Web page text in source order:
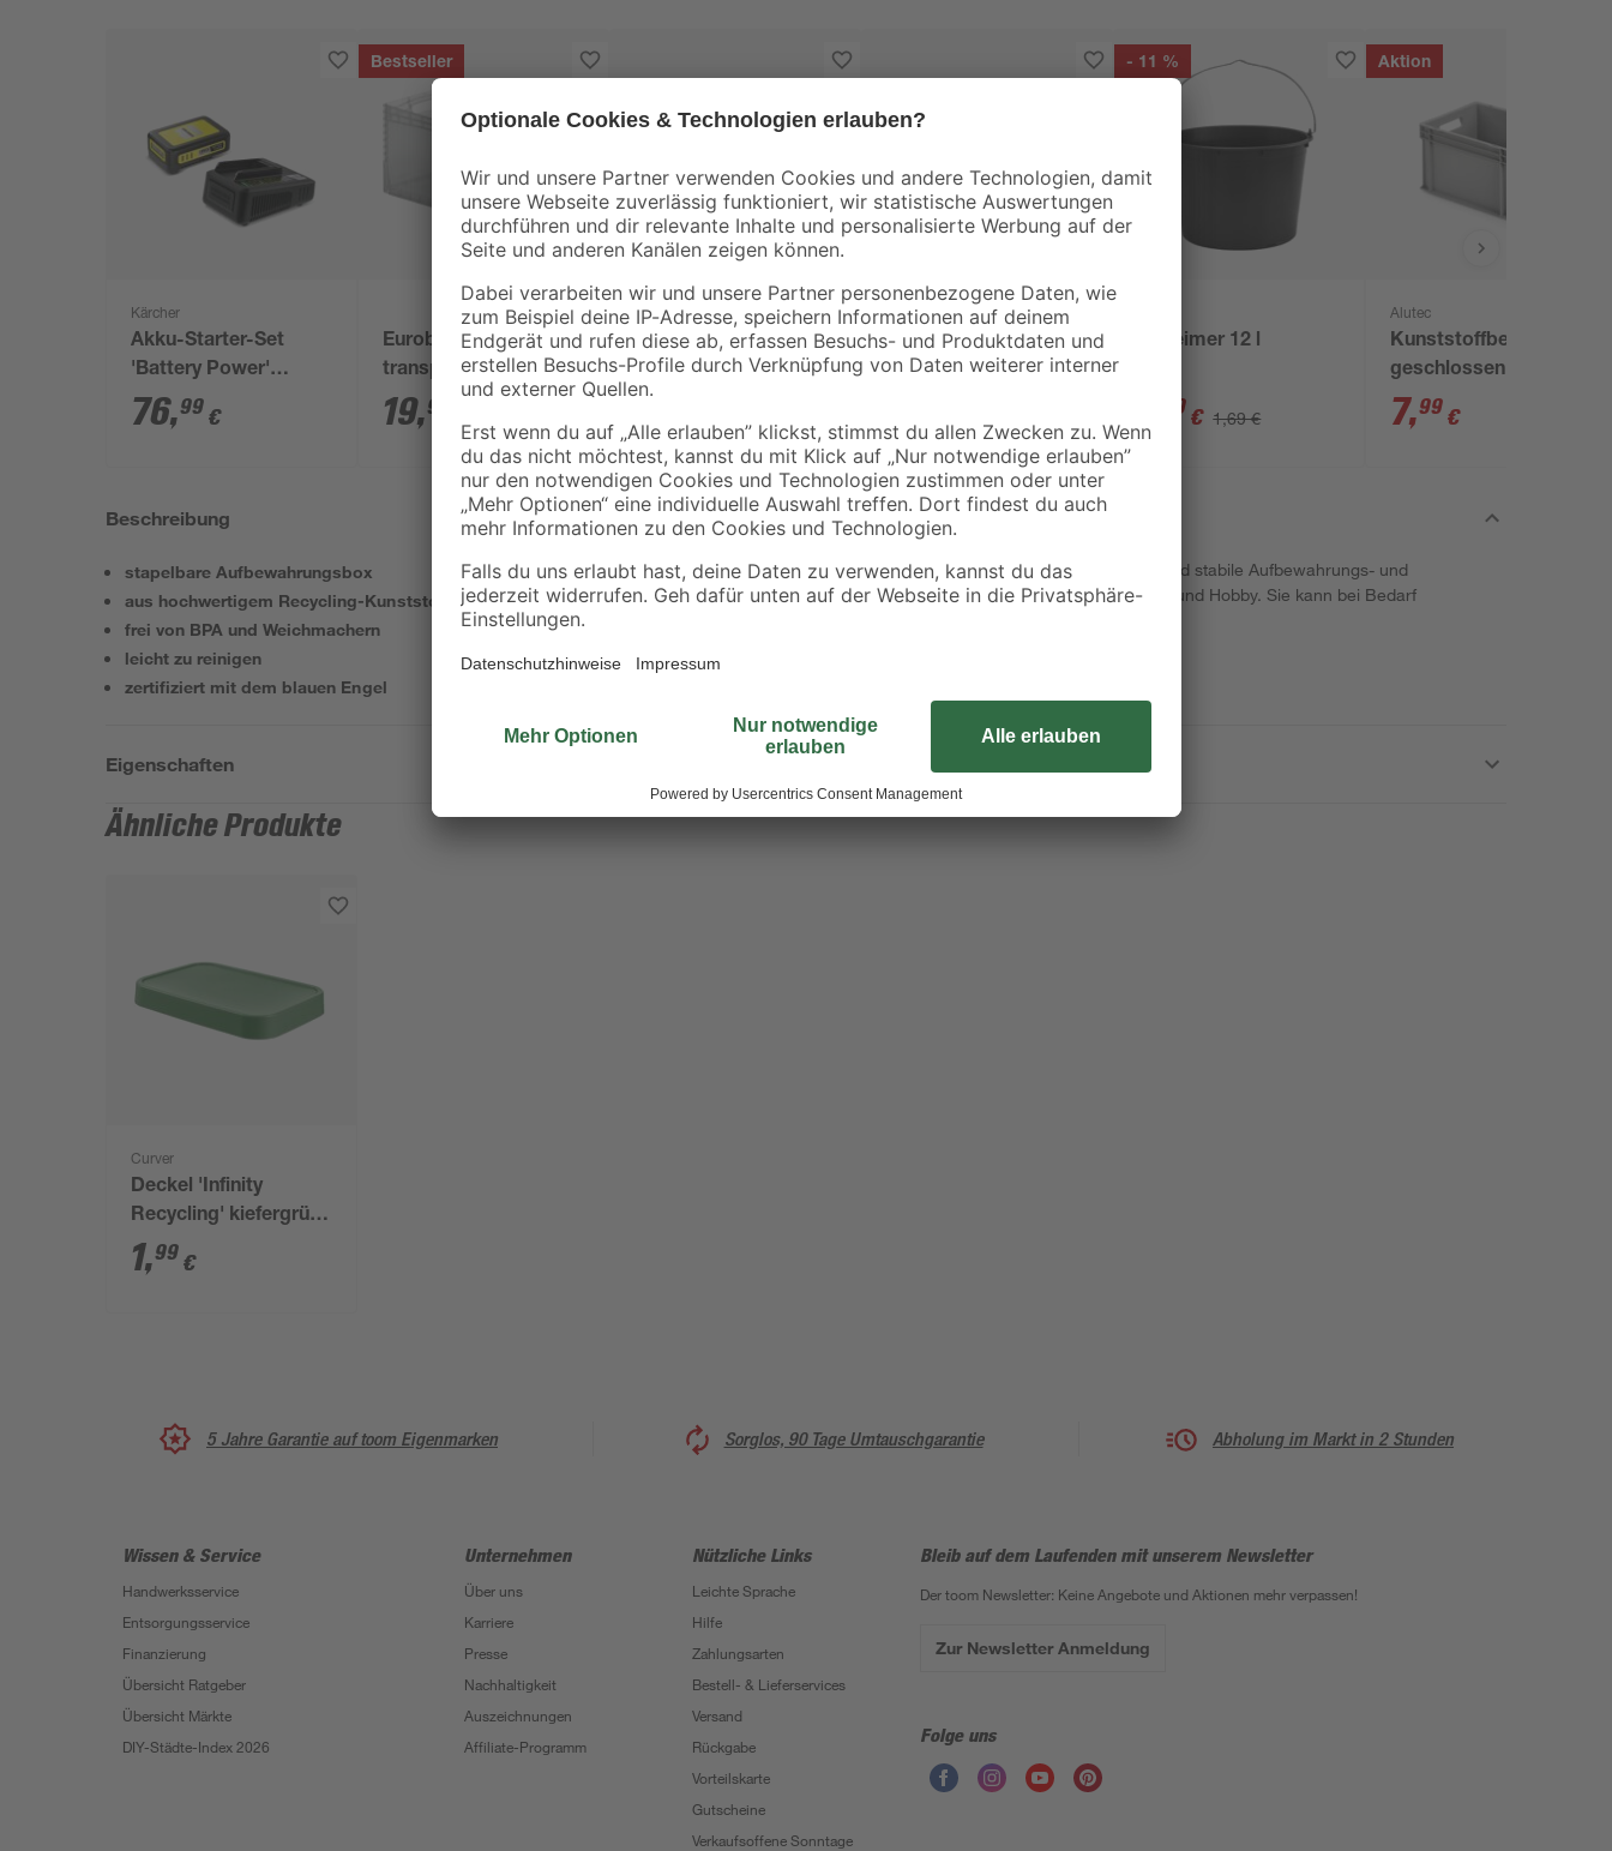
Kärcher
Akku-Starter-Set
'Battery Power'
Ladegerät und Akku
18 V, 2,5 Ah
76,99 €
Bestseller
Eurobox L
transparent 62l
60x40x32 cm
19,99
Kärcher
Akku-
Waschsauger 'SE 3-
18 Compact' ohne
Akku und Ladegerät
169
KIS
Aufbewahrungsbox
'R' Kunststoff Größe
36 cm
10
- 11 %
Baueimer 12 l
49 € 1,69 €
Aktion
Alutec
Kunststoffbehälter
geschlossen grau 40
x 30 x 23,5 cm
7,99 €
Beschreibung
stapelbare Aufbewahrungsbox
aus hochwertigem Recycling-Kunststoff
frei von BPA und Weichmachern
leicht zu reinigen
zertifiziert mit dem blauen Engel
Die praktische 'Baby-Box' ist eine universelle und stabile Aufbewahrungs- und
Transportbox für Haushalt, Büro, Kinderzimmer und Hobby. Sie kann bei Bedarf
Eigenschaften
Ähnliche Produkte
Curver
Deckel 'Infinity
Recycling' kiefergrün,
für 4,5 l Boxen
1,99 €
5 Jahre Garantie auf toom Eigenmarken Sorglos, 90 Tage Umtauschgarantie Abholung im Markt in 2 Stunden
Wissen & Service
Handwerksservice
Entsorgungsservice
Finanzierung
Übersicht Ratgeber
Übersicht Märkte
DIY-Städte-Index 2026
Unternehmen
Über uns
Karriere
Presse
Nachhaltigkeit
Auszeichnungen
Affiliate-Programm
Nützliche Links
Leichte Sprache
Hilfe
Zahlungsarten
Bestell- & Lieferservices
Versand
Rückgabe
Vorteilskarte
Gutscheine
Verkaufsoffene Sonntage
Bleib auf dem Laufenden mit unserem Newsletter
Der toom Newsletter: Keine Angebote und Aktionen mehr verpassen!
Zur Newsletter Anmeldung
Folge uns